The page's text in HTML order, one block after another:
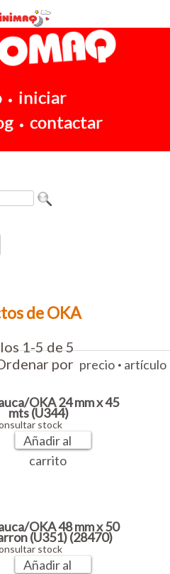
• iniciar
• contactar
de OKA
1-5 de 5
por precio · artículo
OKA 24 mm x 45
mts (U344)
stock
Añadir al
carrito
OKA 48 mm x 50
(U351) (28470)
stock
Añadir al